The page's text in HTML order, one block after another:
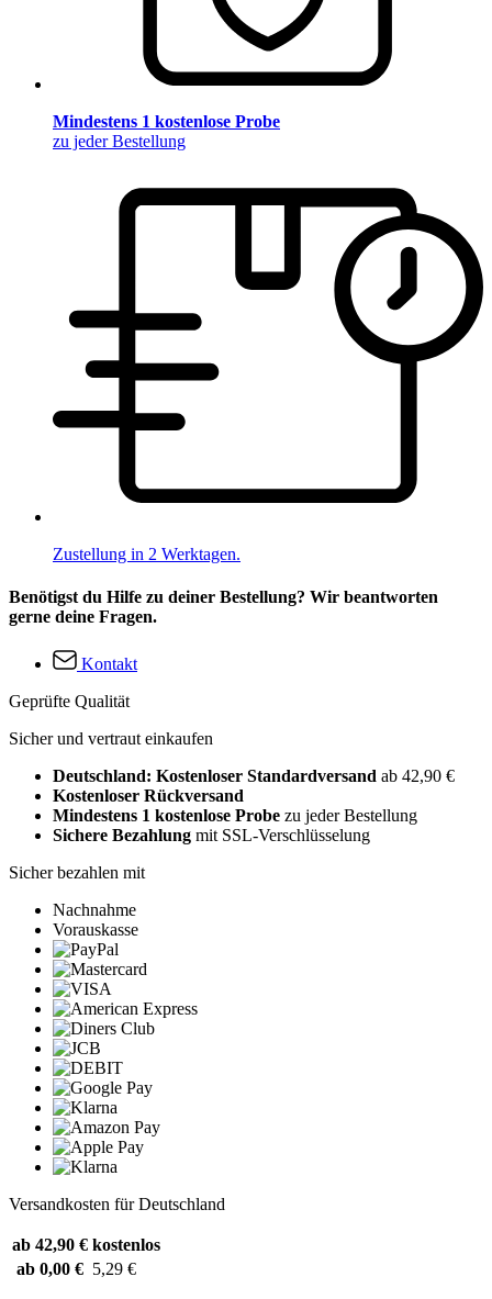
Mindestens 1 kostenlose Probe
zu jeder Bestellung
Zustellung in 2 Werktagen.
Benötigst du Hilfe zu deiner Bestellung? Wir beantworten
gerne deine Fragen.
Kontakt
Geprüfte Qualität
Sicher und vertraut einkaufen
Deutschland: Kostenloser Standardversand ab 42,90 €
Kostenloser Rückversand
Mindestens 1 kostenlose Probe zu jeder Bestellung
Sichere Bezahlung mit SSL-Verschlüsselung
Sicher bezahlen mit
Nachnahme
Vorauskasse
Versandkosten für Deutschland
ab 42,90 € kostenlos
ab 0,00 € 5,29 €